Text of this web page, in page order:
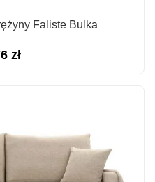
Faliste Bulka
zł